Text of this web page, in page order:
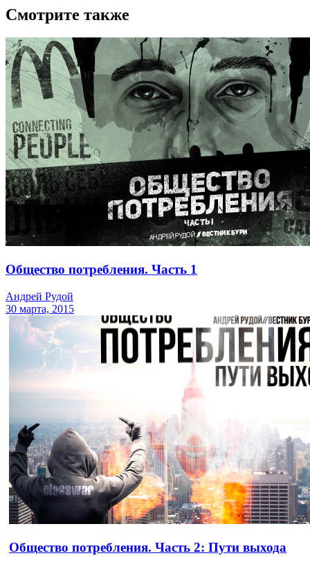
Смотрите также
Общество потребления. Часть 1
Андрей Рудой
30 марта, 2015
Общество потребления. Часть 2: Пути выхода